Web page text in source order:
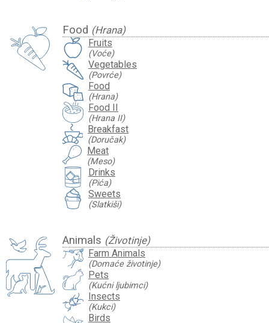
Food (Hrana)
Fruits
(Voće)
Vegetables
(Povrće)
Food
(Hrana)
Food II
(Hrana II)
Breakfast
(Doručak)
Meat
(Meso)
Drinks
(Pića)
Sweets
(Slatkiši)
Animals (Životinje)
Farm Animals
(Domaće životinje)
Pets
(Kućni ljubimci)
Insects
(Kukci)
Birds